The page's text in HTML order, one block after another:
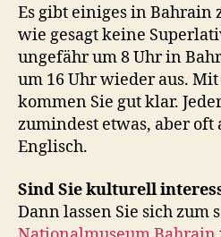
Es gibt einiges in Bahrain
wie gesagt keine
ungefähr um 8 Uhr in
um 16 Uhr wieder aus.
kommen Sie gut klar.
zumindest etwas, aber oft
Englisch.
Sind Sie kulturell
Dann lassen Sie sich zum